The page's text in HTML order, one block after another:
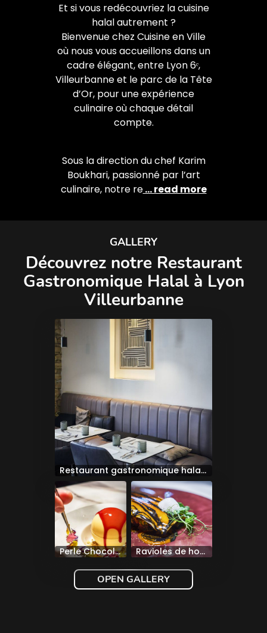
Et si vous redécouvriez la cuisine
halal autrement ?
Bienvenue chez Cuisine en Ville
où nous vous accueillons dans un
cadre élégant, entre Lyon 6ᵉ,
Villeurbanne et le parc de la Tête
d’Or, pour une expérience
culinaire où chaque détail
compte.
Sous la direction du chef Karim
Boukhari, passionné par l’art
culinaire, notre re... read more
GALLERY
Découvrez notre Restaurant
Gastronomique Halal à Lyon
Villeurbanne
Restaurant gastronomique halal Lyon Villeurbanne – Salle élégante
Perle Chocolat Blanc façon Fraisier Ravioles de homard, aubergine confite au basilic | Restaurant gastronomique halal Lyon
OPEN GALLERY